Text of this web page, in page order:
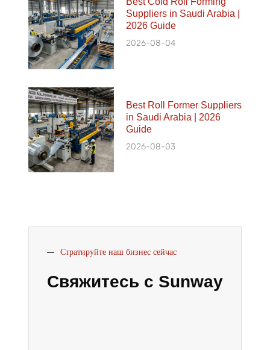
Suppliers in Saudi Arabia |
2026 Guide
2026-08-04
Best Roll Former Suppliers
in Saudi Arabia | 2026
Guide
2026-08-03
Стратируйте наш бизнес сейчас
Свяжитесь с Sunway